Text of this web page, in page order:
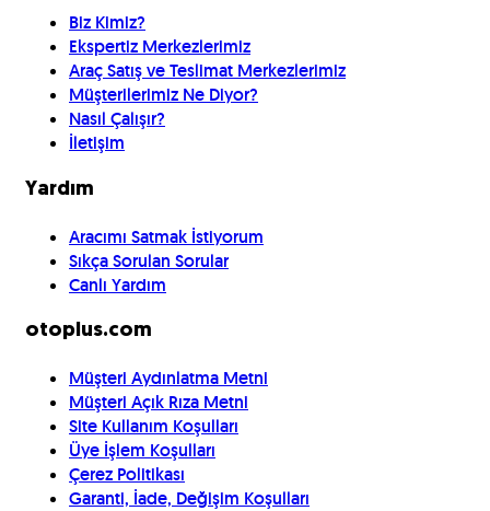
Biz Kimiz?
Ekspertiz Merkezlerimiz
Araç Satış ve Teslimat Merkezlerimiz
Müşterilerimiz Ne Diyor?
Nasıl Çalışır?
İletişim
Yardım
Aracımı Satmak İstiyorum
Sıkça Sorulan Sorular
Canlı Yardım
otoplus.com
Müşteri Aydınlatma Metni
Müşteri Açık Rıza Metni
Site Kullanım Koşulları
Üye İşlem Koşulları
Çerez Politikası
Garanti, İade, Değişim Koşulları